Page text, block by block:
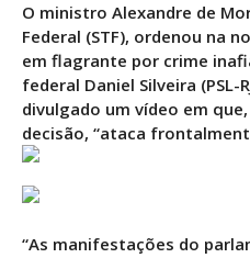
O ministro Alexandre de
Federal (STF), ordenou na
em flagrante por crime
federal Daniel Silveira
divulgado um vídeo em
decisão, “ataca
“As manifestações do